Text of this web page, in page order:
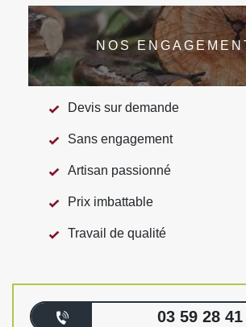
NOS
Devis sur demande
Sans engagement
Artisan passionné
Prix imbattable
Travail de qualité
03 59 28 41